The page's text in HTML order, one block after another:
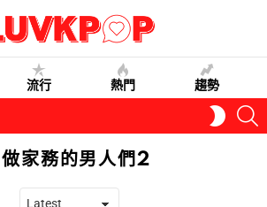
流行 熱門 趨勢
SKIN
做家務的男人們2